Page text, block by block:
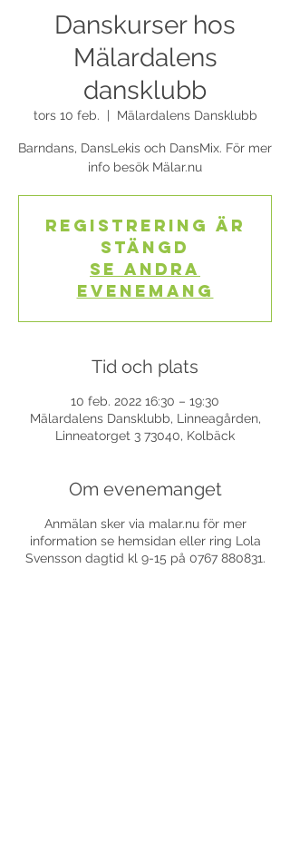
Danskurser hos
Mälardalens
dansklubb
tors 10 feb. Mälardalens Dansklubb
Barndans, DansLekis och DansMix. För mer
info besök Mälar.nu
Registrering är
stängd
Se andra
evenemang
Tid och plats
10 feb. 2022 16:30 – 19:30
Mälardalens Dansklubb, Linneagården,
Linneatorget 3 73040, Kolbäck
Om evenemanget
Anmälan sker via malar.nu för mer
information se hemsidan eller ring Lola
Svensson dagtid kl 9-15 på 0767 880831.